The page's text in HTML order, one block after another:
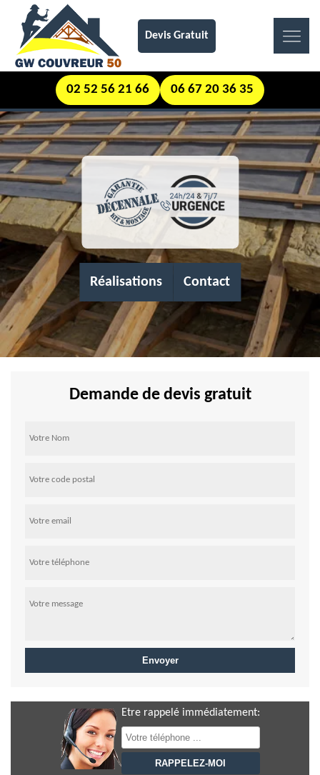
Devis Gratuit
02 52 56 21 66 06 67 20 36 35
Réalisations Contact
Demande de devis gratuit
Etre rappelé immédiatement: